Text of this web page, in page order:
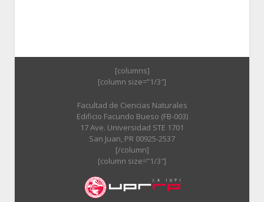
[columns]
[column size=”1/3″]
Facultad de Ciencias Naturales
Edificio Facundo Bueso (FB-003)
17 Ave. Universidad STE 1701
San Juan, PR 00925-2537
[/column]
[column size=”1/3″]